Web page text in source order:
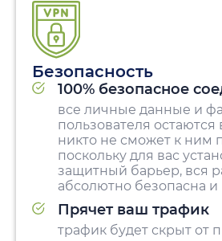
Безопасность
100% безопасное
все личные данные и
пользователя остаются
никто не сможет к ним
поскольку для вас
защитный барьер, вся
абсолютно безопасна
Прячет ваш трафик
трафик будет скрыт от